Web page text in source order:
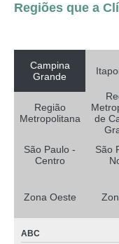
Regiões que a
Campina
Grande
Região
Metropolitana
de
São Paulo -
Centro
São
Zona Oeste
ABC